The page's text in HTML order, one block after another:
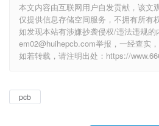
本文内容由互联网用户自发贡献，该文
仅提供信息存储空间服务，不拥有所有
如发现本站有涉嫌抄袭侵权/违法违规
em02@huihepcb.com举报，一经查实，
如若转载，请注明出处：https://
pcb